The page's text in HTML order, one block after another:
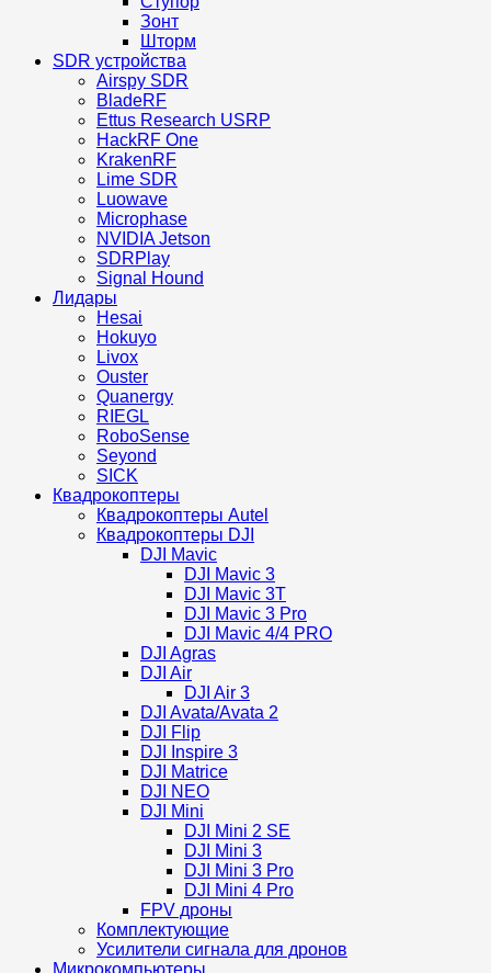
Зонт
Шторм
SDR устройства
Airspy SDR
BladeRF
Ettus Research USRP
HackRF One
KrakenRF
Lime SDR
Luowave
Microphase
NVIDIA Jetson
SDRPlay
Signal Hound
Лидары
Hesai
Hokuyo
Livox
Ouster
Quanergy
RIEGL
RoboSense
Seyond
SICK
Квадрокоптеры
Квадрокоптеры Autel
Квадрокоптеры DJI
DJI Mavic
DJI Mavic 3
DJI Mavic 3T
DJI Mavic 3 Pro
DJI Mavic 4/4 PRO
DJI Agras
DJI Air
DJI Air 3
DJI Avata/Avata 2
DJI Flip
DJI Inspire 3
DJI Matrice
DJI NEO
DJI Mini
DJI Mini 2 SE
DJI Mini 3
DJI Mini 3 Pro
DJI Mini 4 Pro
FPV дроны
Комплектующие
Усилители сигнала для дронов